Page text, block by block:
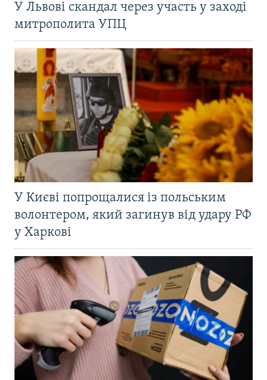
У Львові скандал через участь у заході
митрополита УПЦ
У Києві попрощалися із польським
волонтером, який загинув від удару РФ
у Харкові